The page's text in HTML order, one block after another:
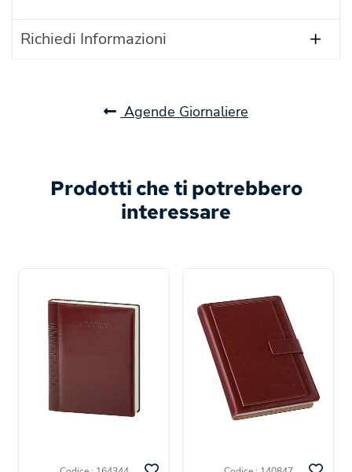
Richiedi Informazioni
Agende Giornaliere
Prodotti che ti potrebbero
interessare